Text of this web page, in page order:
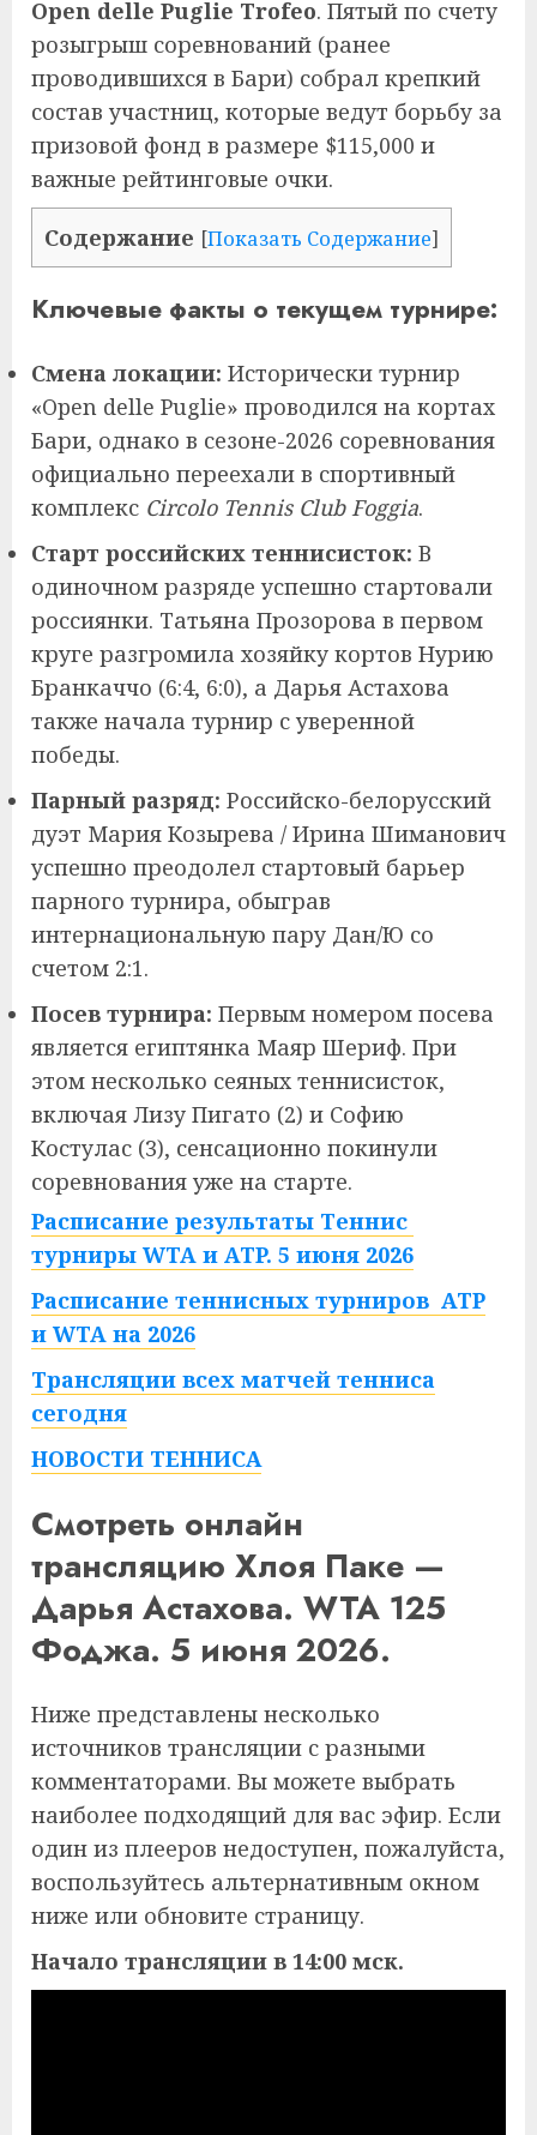
Open delle Puglie Trofeo. Пятый по счету
розыгрыш соревнований (ранее
проводившихся в Бари) собрал крепкий
состав участниц, которые ведут борьбу за
призовой фонд в размере $115,000 и
важные рейтинговые очки.
Содержание [Показать Содержание]
Ключевые факты о текущем турнире:
Смена локации: Исторически турнир
«Open delle Puglie» проводился на кортах
Бари, однако в сезоне-2026 соревнования
официально переехали в спортивный
комплекс Circolo Tennis Club Foggia.
Старт российских теннисисток: В
одиночном разряде успешно стартовали
россиянки. Татьяна Прозорова в первом
круге разгромила хозяйку кортов Нурию
Бранкаччо (6:4, 6:0), а Дарья Астахова
также начала турнир с уверенной
победы.
Парный разряд: Российско-белорусский
дуэт Мария Козырева / Ирина Шиманович
успешно преодолел стартовый барьер
парного турнира, обыграв
интернациональную пару Дан/Ю со
счетом 2:1.
Посев турнира: Первым номером посева
является египтянка Маяр Шериф. При
этом несколько сеяных теннисисток,
включая Лизу Пигато (2) и Софию
Костулас (3), сенсационно покинули
соревнования уже на старте.
Расписание результаты Теннис
турниры WTA и ATP. 5 июня 2026
Расписание теннисных турниров ATP
и WTA на 2026
Трансляции всех матчей тенниса
сегодня
НОВОСТИ ТЕННИСА
Смотреть онлайн
трансляцию Хлоя Паке —
Дарья Астахова. WTA 125
Фоджа. 5 июня 2026.
Ниже представлены несколько
источников трансляции с разными
комментаторами. Вы можете выбрать
наиболее подходящий для вас эфир. Если
один из плееров недоступен, пожалуйста,
воспользуйтесь альтернативным окном
ниже или обновите страницу.
Начало трансляции в 14:00 мск.